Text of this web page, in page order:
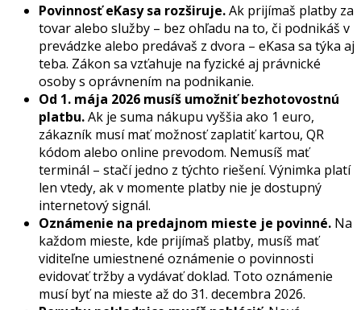
Povinnosť eKasy sa rozširuje.Ak prijímaš platby za
tovar alebo služby – bez ohľadu na to, či podnikáš v
prevádzke alebo predávaš z dvora – eKasa sa týka aj
teba. Zákon sa vzťahuje na fyzické aj právnické
osoby s oprávnením na podnikanie.
Od 1. mája 2026 musíš umožniť bezhotovostnú
platbu.Ak je suma nákupu vyššia ako 1 euro,
zákazník musí mať možnosť zaplatiť kartou, QR
kódom alebo online prevodom. Nemusíš mať
terminál – stačí jedno z týchto riešení. Výnimka platí
len vtedy, ak v momente platby nie je dostupný
internetový signál.
Oznámenie na predajnom mieste je povinné. Na
každom mieste, kde prijímaš platby, musíš mať
viditeľne umiestnené oznámenie o povinnosti
evidovať tržby a vydávať doklad. Toto oznámenie
musí byť na mieste až do 31. decembra 2026.